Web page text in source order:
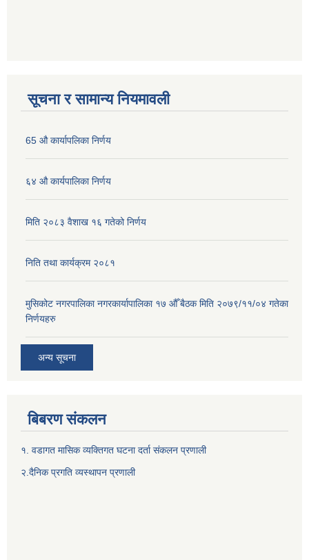
सूचना र सामान्य नियमावली
65 औ कार्यापलिका निर्णय
६४ औ कार्यपालिका निर्णय
मिति २०८३ वैशाख १६ गतेको निर्णय
निति तथा कार्यक्रम २०८१
मुसिकोट नगरपालिका नगरकार्यापालिका १७ औँ बैठक मिति २०७९/११/०४ गतेका
निर्णयहरु
अन्य सूचना
बिबरण संकलन
१. वडागत मासिक व्यक्तिगत घटना दर्ता संकलन प्रणाली
२.दैनिक प्रगति व्यस्थापन प्रणाली